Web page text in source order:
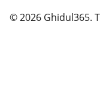
© 2026 Ghidul365.